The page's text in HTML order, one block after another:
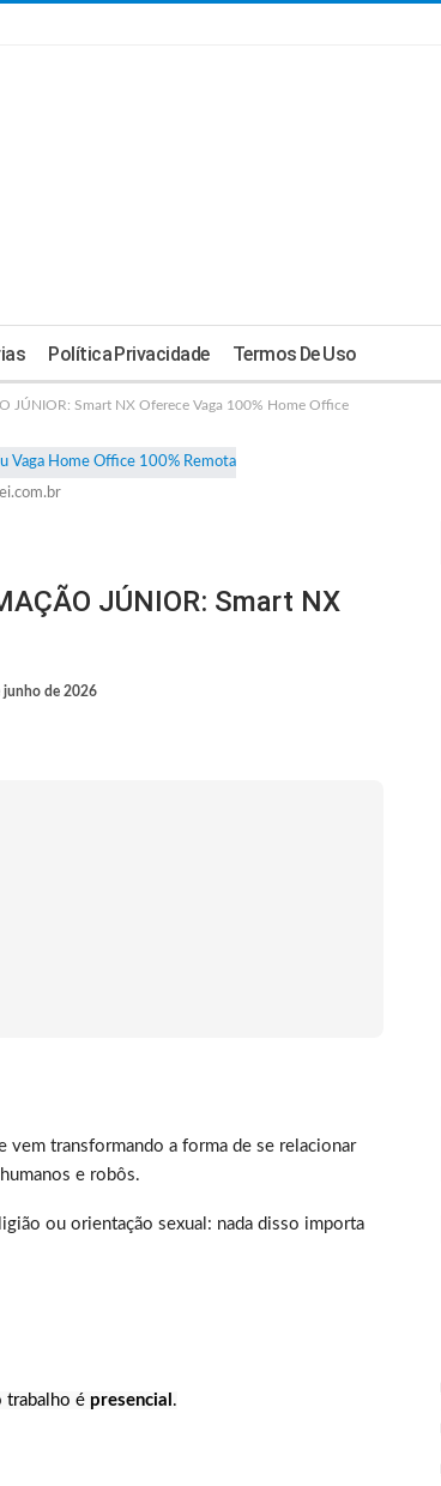
Política Privacidade Termos De Uso
JÚNIOR: Smart NX Oferece Vaga 100% Home Office
JÚNIOR: Smart NX
junho de 2026
vem transformando a forma de se relacionar
e robôs.
ou orientação sexual: nada disso importa
trabalho é presencial .